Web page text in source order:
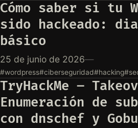
Cómo saber si tu
sido hackeado:
básico
25 de junio de 2026—
#wordpress#ciberseguridad#hacking
TryHackMe –
Enumeración de
con dnschef y